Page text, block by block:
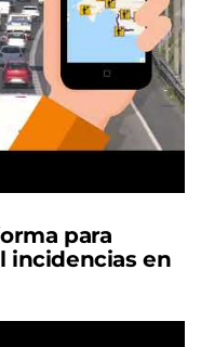
para
incidencias en